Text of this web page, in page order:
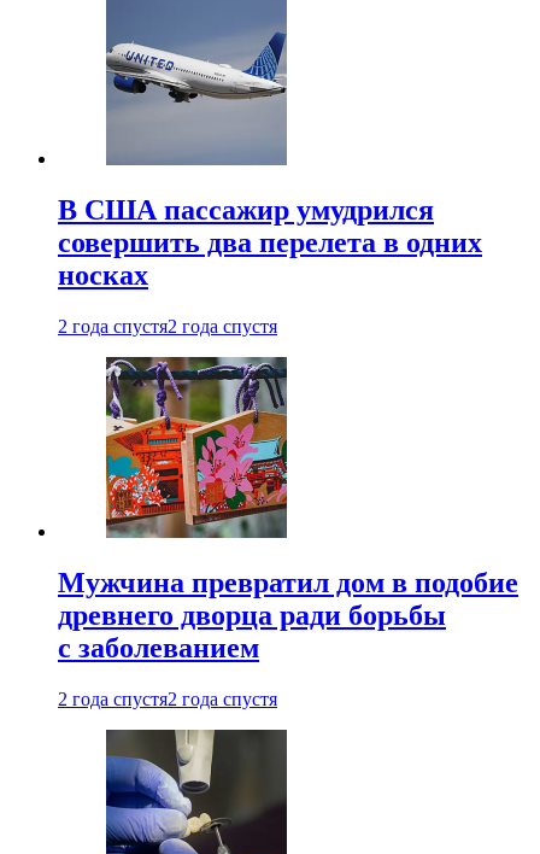
В США пассажир умудрился
совершить два перелета в одних
носках
2 года спустя2 года спустя
Мужчина превратил дом в подобие
древнего дворца ради борьбы
с заболеванием
2 года спустя2 года спустя